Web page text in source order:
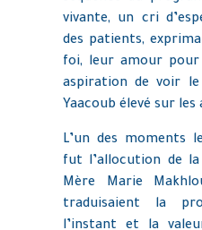
vivante, un cri
des patients,
foi, leur amour
aspiration de voir le
Yaacoub élevé sur les
L’un des moments
fut l’allocution de la
Mère Marie
traduisaient la
l’instant et la